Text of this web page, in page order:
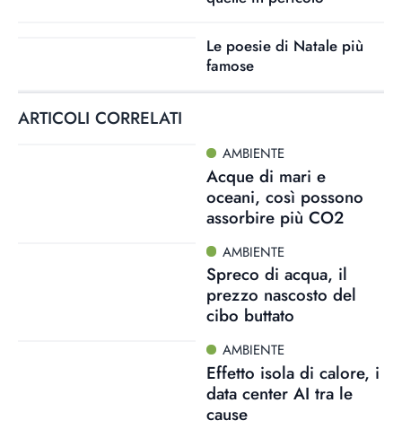
Le poesie di Natale più
famose
ARTICOLI CORRELATI
AMBIENTE
Acque di mari e
oceani, così possono
assorbire più CO2
AMBIENTE
Spreco di acqua, il
prezzo nascosto del
cibo buttato
AMBIENTE
Effetto isola di calore, i
data center AI tra le
cause